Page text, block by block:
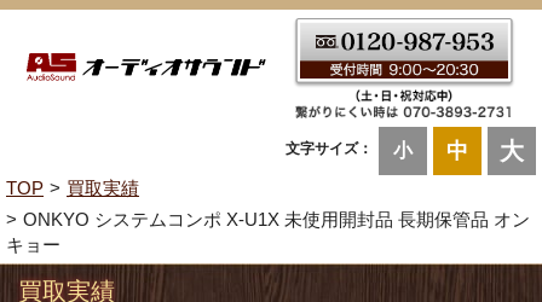
文字サイズ： 小 中 大
TOP
買取実績
ONKYO システムコンポ X-U1X 未使用開封品 長期保管品 オン
キョー
買取実績